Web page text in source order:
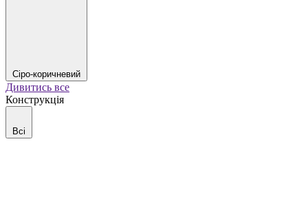
Сіро-коричневий
Дивитись все
Конструкція
Всі